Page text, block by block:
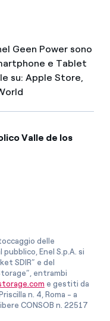
Geen Power sono
e Tablet
su: Apple Store,
Valle de los
delle
Enel S.p.A. si
SDIR” e del
entrambi
e gestiti da
n. 4, Roma - a
CONSOB n. 22517